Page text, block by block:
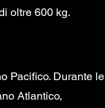
oltre 600 kg.
Pacifico. Durante le
Atlantico,